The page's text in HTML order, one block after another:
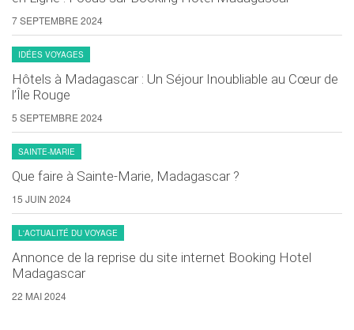
7 SEPTEMBRE 2024
IDÉES VOYAGES
Hôtels à Madagascar : Un Séjour Inoubliable au Cœur de
l’Île Rouge
5 SEPTEMBRE 2024
SAINTE-MARIE
Que faire à Sainte-Marie, Madagascar ?
15 JUIN 2024
L'ACTUALITÉ DU VOYAGE
Annonce de la reprise du site internet Booking Hotel
Madagascar
22 MAI 2024